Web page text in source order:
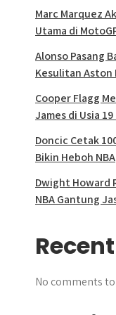
Marc Marquez
Utama di
Alonso Pasang
Kesulitan Aston
Cooper Flagg
James di Usia
Doncic Cetak
Bikin Heboh NBA
Dwight Howard
NBA Gantung
No comments to